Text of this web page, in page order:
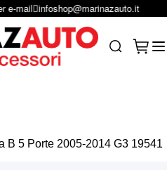
B 5 Porte 2005-2014 G3 19541